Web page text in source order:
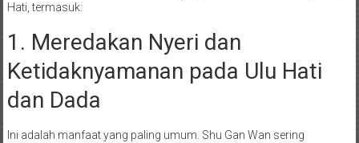
Hati, termasuk:
1. Meredakan Nyeri dan
Ketidaknyamanan pada Ulu Hati
dan Dada
Ini adalah manfaat yang paling umum. Shu Gan Wan sering